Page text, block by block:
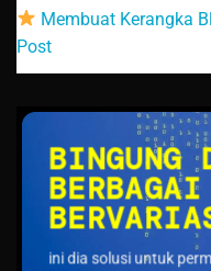
Membuat Kerangka
Post
BINGUNG
ini dia solusi untuk